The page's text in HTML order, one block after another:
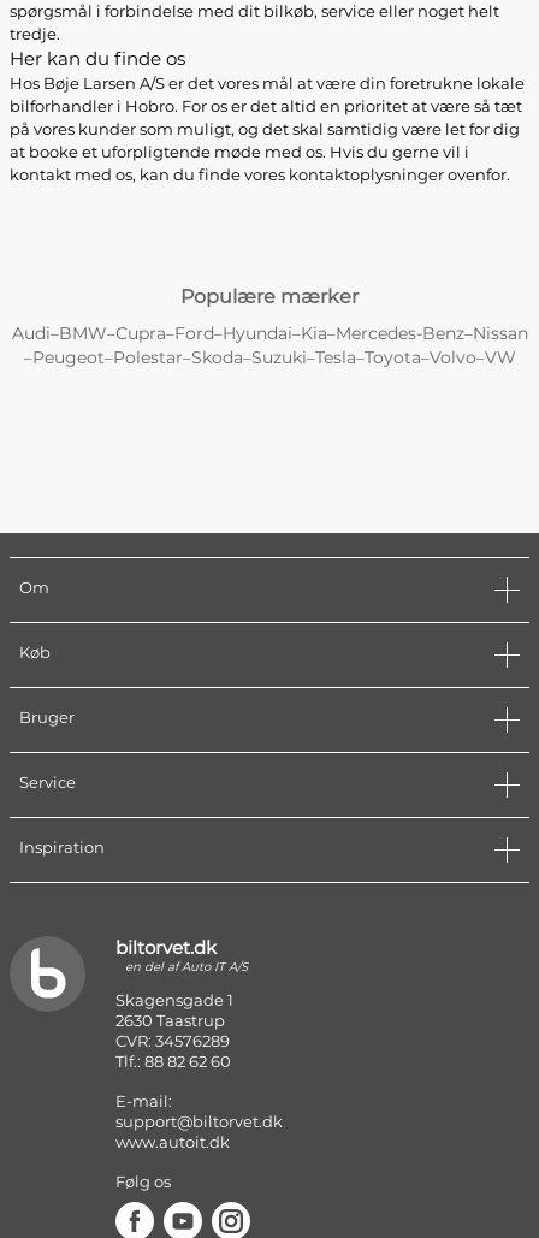
spørgsmål i forbindelse med dit bilkøb, service eller noget helt
tredje.
Her kan du finde os
Hos Bøje Larsen A/S er det vores mål at være din foretrukne lokale
bilforhandler i Hobro. For os er det altid en prioritet at være så tæt
på vores kunder som muligt, og det skal samtidig være let for dig
at booke et uforpligtende møde med os. Hvis du gerne vil i
kontakt med os, kan du finde vores kontaktoplysninger ovenfor.
Populære mærker
Audi–BMW–Cupra–Ford–Hyundai–Kia–Mercedes-Benz–Nissan
–Peugeot–Polestar–Skoda–Suzuki–Tesla–Toyota–Volvo–VW
Om
Køb
Bruger
Service
Inspiration
biltorvet.dk
en del af Auto IT A/S
Skagensgade 1
2630 Taastrup
CVR: 34576289
Tlf.: 88 82 62 60
E-mail:
support@biltorvet.dk
www.autoit.dk
Følg os